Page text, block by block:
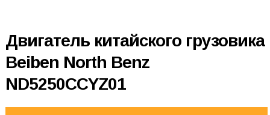
Двигатель китайского грузовика
Beiben North Benz
ND5250CCYZ01